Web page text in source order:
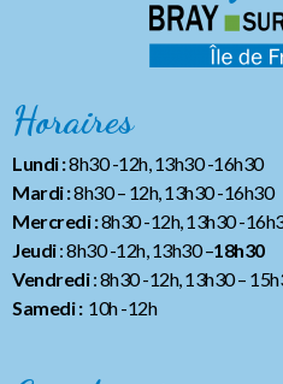
Horaires
Lundi :8h30 -12h, 13h30 -16h30
Mardi :8h30 – 12h, 13h30 -16h30
Mercredi :8h30 -12h, 13h30 -
Jeudi: 8h30 -12h, 13h30 –18h30
Vendredi: 8h30 -12h, 13h30–
Samedi :10h -12h